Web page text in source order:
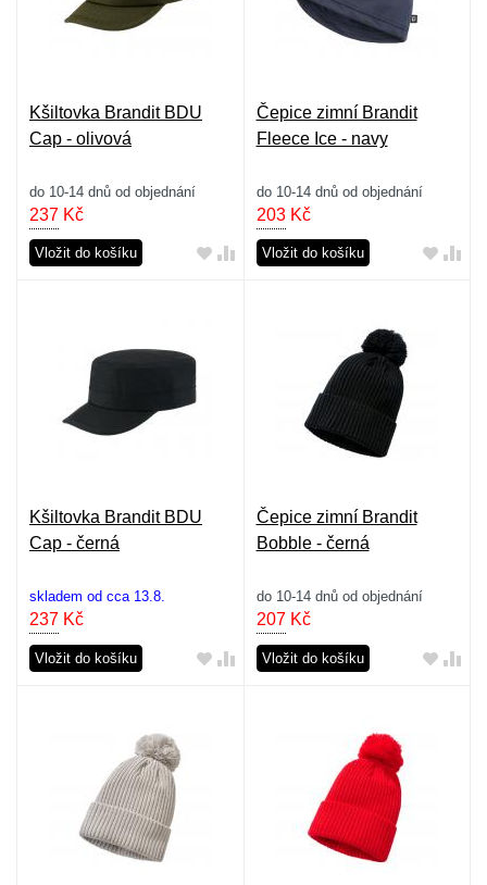
Kšiltovka Brandit BDU
Cap - olivová
do 10-14 dnů od objednání
237 Kč
Vložit do košíku
Čepice zimní Brandit
Fleece Ice - navy
do 10-14 dnů od objednání
203Kč
Vložit do košíku
Kšiltovka Brandit BDU
Cap - černá
skladem od cca 13.8.
237 Kč
Vložit do košíku
Čepice zimní Brandit
Bobble - černá
do 10-14 dnů od objednání
207 Kč
Vložit do košíku